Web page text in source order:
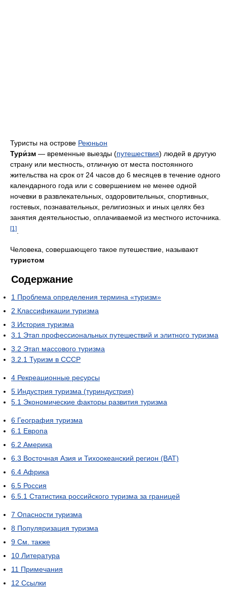
Туристы на острове Реюньон
Тури́зм — временные выезды (путешествия) людей в другую
страну или местность, отличную от места постоянного
жительства на срок от 24 часов до 6 месяцев в течение одного
календарного года или с совершением не менее одной
ночевки в развлекательных, оздоровительных, спортивных,
гостевых, познавательных, религиозных и иных целях без
занятия деятельностью, оплачиваемой из местного источника.
[1]
Человека, совершающего такое путешествие, называют
туристом
Содержание
1 Проблема определения термина «туризм»
2 Классификации туризма
3 История туризма
3.1 Этап профессиональных путешествий и элитного туризма
3.2 Этап массового туризма
3.2.1 Туризм в СССР
4 Рекреационные ресурсы
5 Индустрия туризма (туриндустрия)
5.1 Экономические факторы развития туризма
6 География туризма
6.1 Европа
6.2 Америка
6.3 Восточная Азия и Тихоокеанский регион (ВАТ)
6.4 Африка
6.5 Россия
6.5.1 Статистика российского туризма за границей
7 Опасности туризма
8 Популяризация туризма
9 См. также
10 Литература
11 Примечания
12 Ссылки